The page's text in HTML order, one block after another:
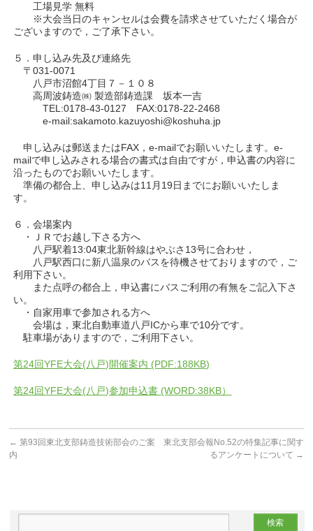
工場見学 無料
※大会当日のキャンセルは会費を請求させていただく場合が
ございますので，ご了承下さい。
５．申し込み先及び連絡先
〒031-0071
八戸市沼館4丁目７－１０８
高周波鋳造㈱ 製造部鋳造課 坂本一吉
TEL:0178-43-0127 FAX:0178-22-2468
e-mail:sakamoto.kazuyoshi@koshuha.jp
申し込みは郵送またはFAX，e-mailでお願いいたします。e-
mailで申し込みされる場合の書式は自由ですが，申込書の内容に
沿ったものでお願いいたします。
準備の都合上、申し込みは11月19日までにお願いいたしま
す。
６．会場案内
・ＪＲでお越し下さる方へ
八戸駅着13:04東北新幹線はやぶさ13号に合わせ，
八戸駅西口に新八温泉のバスを待機させておりますので，ご
利用下さい。
また点呼の都合上，申込書にバスご利用の有無をご記入下さ
い。
・自家用車で参加される方へ
会場は，東北自動車道八戸ICから車で10分です。
駐車場がありますので，ご利用下さい。
第24回YFE大会(八戸)開催案内 (PDF:188KB)
第24回YFE大会(八戸)参加申込書 (WORD:38KB）
← 第93回東北支部鋳造技術部会のご案
内
東北支部会報No.52の特集記事に関す
るアンケートについて →